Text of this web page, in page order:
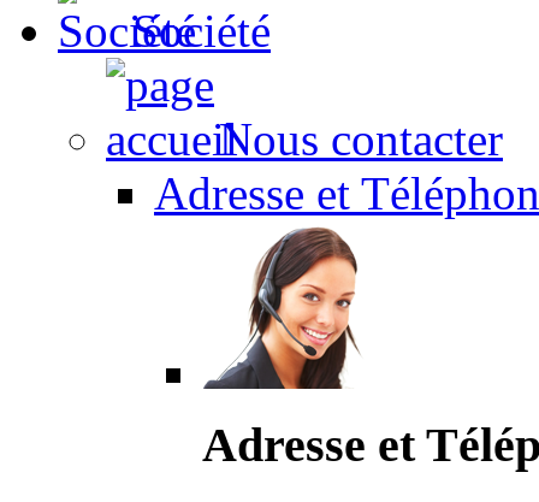
Société
Nous contacter
Adresse et
Adresse et